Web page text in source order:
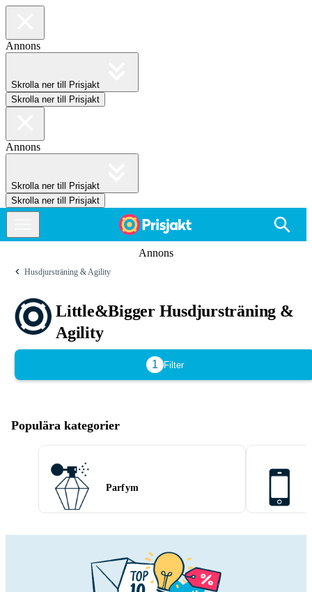
Annons
Skrolla ner till Prisjakt
Skrolla ner till Prisjakt
Annons
Skrolla ner till Prisjakt
Skrolla ner till Prisjakt
Annons
Husdjursträning & Agility
Little&Bigger Husdjursträning &
Agility
1 Filter
Populära kategorier
Parfym